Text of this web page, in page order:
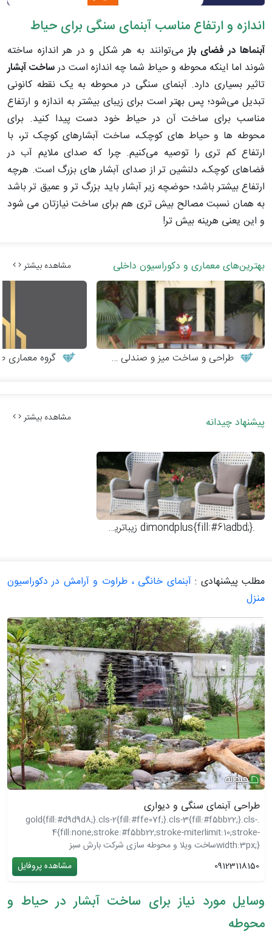
اندازه و ارتفاع مناسب آبنمای سنگی برای حیاط
آبنماها در فضای باز می‌توانند به هر شکل و در هر اندازه ساخته
شوند اما اینکه محوطه و حیاط شما چه اندازه است درساخت آبشار
تاثیر بسیاری دارد. آبنمای سنگی در محوطه به یک نقطه کانونی
تبدیل می‌شود؛ پس بهتر است برای زیبای بیشتر به اندازه و ارتفاع
مناسب برای ساخت آن در حیاط خود دست پیدا کنید. برای
محوطه ها و حیاط های کوچک، ساخت آبشارهای کوچک تر، با
ارتفاع کم تری را توصیه می‌کنیم. چرا که صدای ملایم آب در
فضاهای کوچک، دلنشین تر از صدای آبشار های بزرگ است. هرچه
ارتفاع بیشتر باشد؛ حوضچه زیر آبشار باید بزرگ تر و عمیق تر باشد
به همان نسبت مصالح بیش تری هم برای ساخت نیازتان می شود
و این یعنی هرینه بیش تر!
بهترین‌های معماری و دکوراسیون داخلی مشاهده بیشتر
طراحی و ساخت میز و صندلی چوبی گروه معماری
پیشنهاد چیدانه مشاهده بیشتر
.dimondplus{fill:#61adbd;} زیباترین مبلمان فضای باز
مطلب پیشنهادی :آبنمای خانگی ، طراوت و آرامش در دکوراسیون
منزل
طراحی آبنمای سنگی و دیواری
.gold{fill:#d9d9d8;}.cls-2{fill:#ffe07f;}.cls-3{fill:#f5bb22;}.cls-
4{fill:none;stroke:#f5bb22;stroke-miterlimit:10;stroke-
width:3px;}ساخت ویلا و محوطه سازی شرکت بارش سبز
09123118150
مشاهده پروفایل
وسایل مورد نیاز برای ساخت آبشار در حیاط و
محوطه